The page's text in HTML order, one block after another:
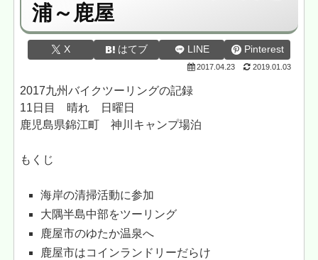
浦～鹿屋
X はてブ LINE Pinterest
2017.04.23 2019.01.03
2017九州バイクツーリングの記録
11日目 晴れ 日曜日
鹿児島県錦江町 神川キャンプ場泊
もくじ
海岸の清掃活動に参加
大隅半島中部をツーリング
鹿屋市のゆたか温泉へ
鹿屋市はコインランドリーだらけ